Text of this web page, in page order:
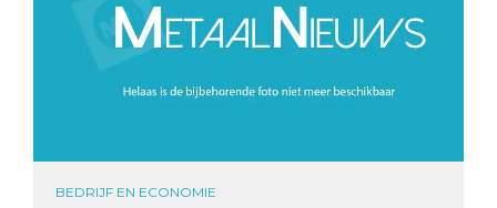
BEDRIJF EN ECONOMIE